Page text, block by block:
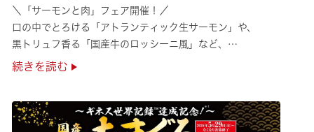
＼「サーモンと肉」フェア開催！／
口の中でとろける「アトランティック生サーモン」や、
黒トリュフ香る「国産牛のロッシーニ風」など、
圧倒的な贅沢感をぜひ店舗でご堪能ください🍣
続きを読む